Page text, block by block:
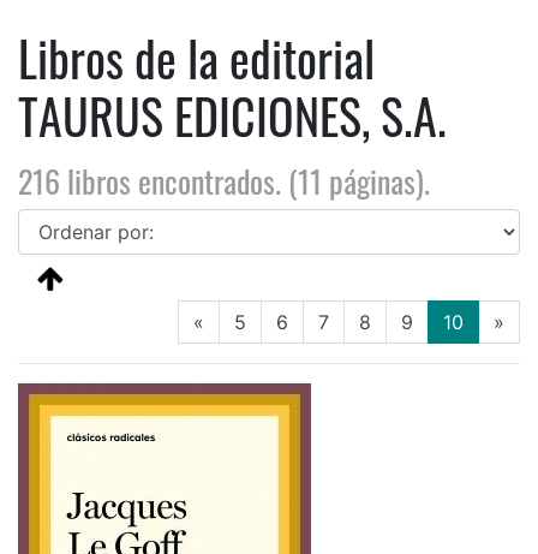
Libros de la editorial
TAURUS EDICIONES, S.A.
216 libros encontrados. (11 páginas).
« 5 6 7 8 9 10 »